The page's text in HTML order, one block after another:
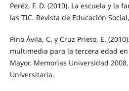
Peréz, F. D. (2010). La escuela y la
las TIC. Revista de Educación
Pino Ávila, C. y Cruz Prieto, E.
multimedia para la tercera edad
Mayor. Memorias Universidad
Universitaria.